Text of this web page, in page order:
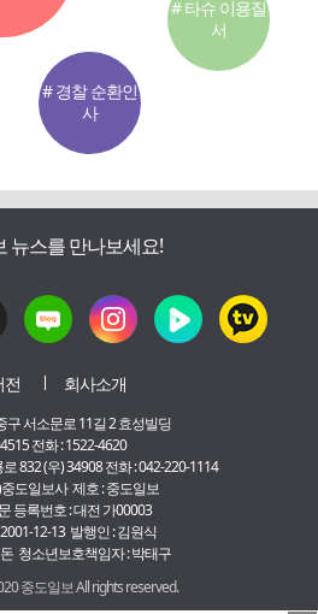
# 경찰 순환인
사
# 타슈 이용질
서
뉴스를 만나보세요!
전 회사소개
구 서소문로 11길 2 효성빌딩
전화 : 1522-4620
832 (우) 34908 전화 : 042-220-1114
중도일보사 제호 : 중도일보
등록번호 : 대전 가00003
12-13 발행인 : 김원식
청소년보호책임자 : 박태구
중도일보 All rights reserved.